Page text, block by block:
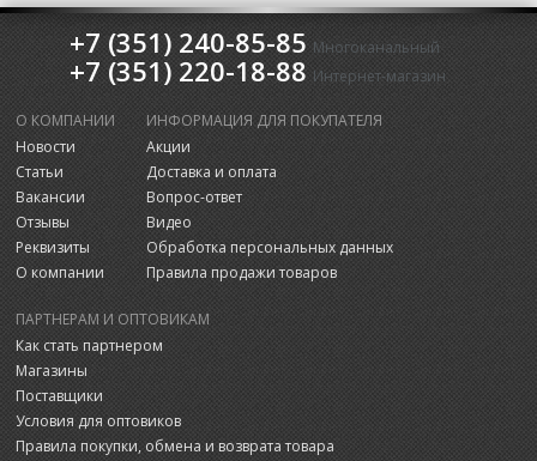
+7 (351) 240-85-85 Многоканальный
+7 (351) 220-18-88 Интернет-магазин
О КОМПАНИИ
Новости
Статьи
Вакансии
Отзывы
Реквизиты
О компании
ИНФОРМАЦИЯ ДЛЯ ПОКУПАТЕЛЯ
Акции
Доставка и оплата
Вопрос-ответ
Видео
Обработка персональных данных
Правила продажи товаров
ПАРТНЕРАМ И ОПТОВИКАМ
Как стать партнером
Магазины
Поставщики
Условия для оптовиков
Правила покупки, обмена и возврата товара